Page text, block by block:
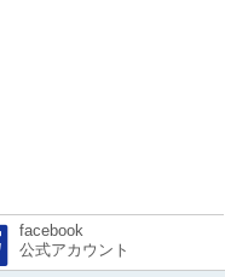
facebook
公式アカウント